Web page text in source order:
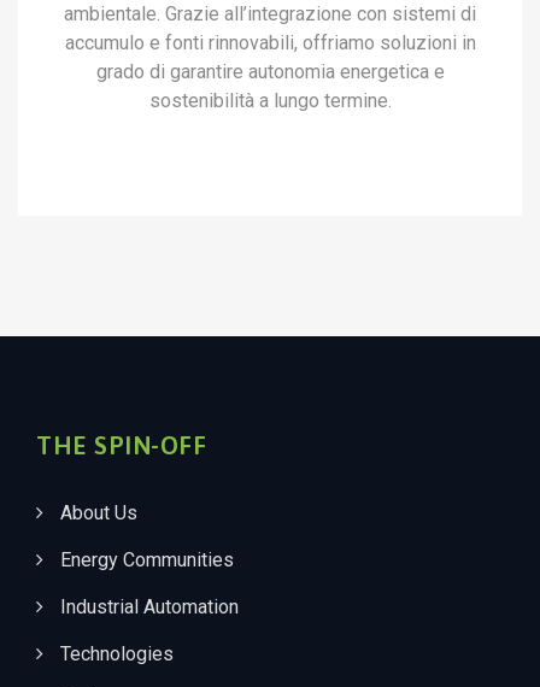
ambientale. Grazie all’integrazione con sistemi di
accumulo e fonti rinnovabili, offriamo soluzioni in
grado di garantire autonomia energetica e
sostenibilità a lungo termine.
THE SPIN-OFF
About Us
Energy Communities
Industrial Automation
Technologies